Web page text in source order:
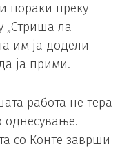
пораки преку
„Стриша ла
им ја додели
ја прими.
работа не тера
однесување.
со Конте заврши